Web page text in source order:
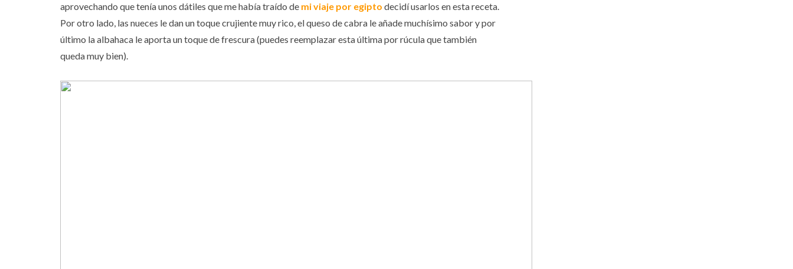
aprovechando que tenía unos dátiles que me había traído de mi viaje por egipto decidí usarlos en esta receta.
Por otro lado, las nueces le dan un toque crujiente muy rico, el queso de cabra le añade muchísimo sabor y por
último la albahaca le aporta un toque de frescura (puedes reemplazar esta última por rúcula que también
queda muy bien).